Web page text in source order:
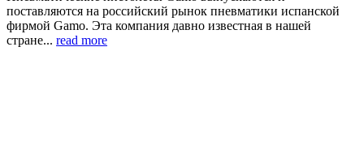
поставляются на российский рынок пневматики испанской
фирмой Gamo. Эта компания давно известная в нашей
стране... read more